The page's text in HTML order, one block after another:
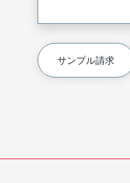
サンプル請求